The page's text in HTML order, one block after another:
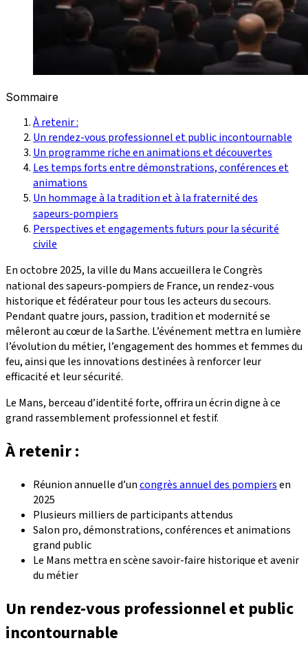
Sommaire
À retenir :
Un rendez-vous professionnel et public incontournable
Un programme riche en animations et découvertes
Les temps forts entre démonstrations, conférences et
animations
Un hommage à la tradition et à la fraternité des
sapeurs‑pompiers
Perspectives et engagements futurs pour la sécurité
civile
En octobre 2025, la ville du Mans accueillera le Congrès
national des sapeurs‑pompiers de France, un rendez-vous
historique et fédérateur pour tous les acteurs du secours.
Pendant quatre jours, passion, tradition et modernité se
mêleront au cœur de la Sarthe. L’événement mettra en lumière
l’évolution du métier, l’engagement des hommes et femmes du
feu, ainsi que les innovations destinées à renforcer leur
efficacité et leur sécurité.
Le Mans, berceau d’identité forte, offrira un écrin digne à ce
grand rassemblement professionnel et festif.
À retenir :
Réunion annuelle d’uncongrès annuel des pompiersen
2025
Plusieurs milliers de participants attendus
Salon pro, démonstrations, conférences et animations
grand public
Le Mans mettra en scène savoir-faire historique et avenir
du métier
Un rendez-vous professionnel et public
incontournable